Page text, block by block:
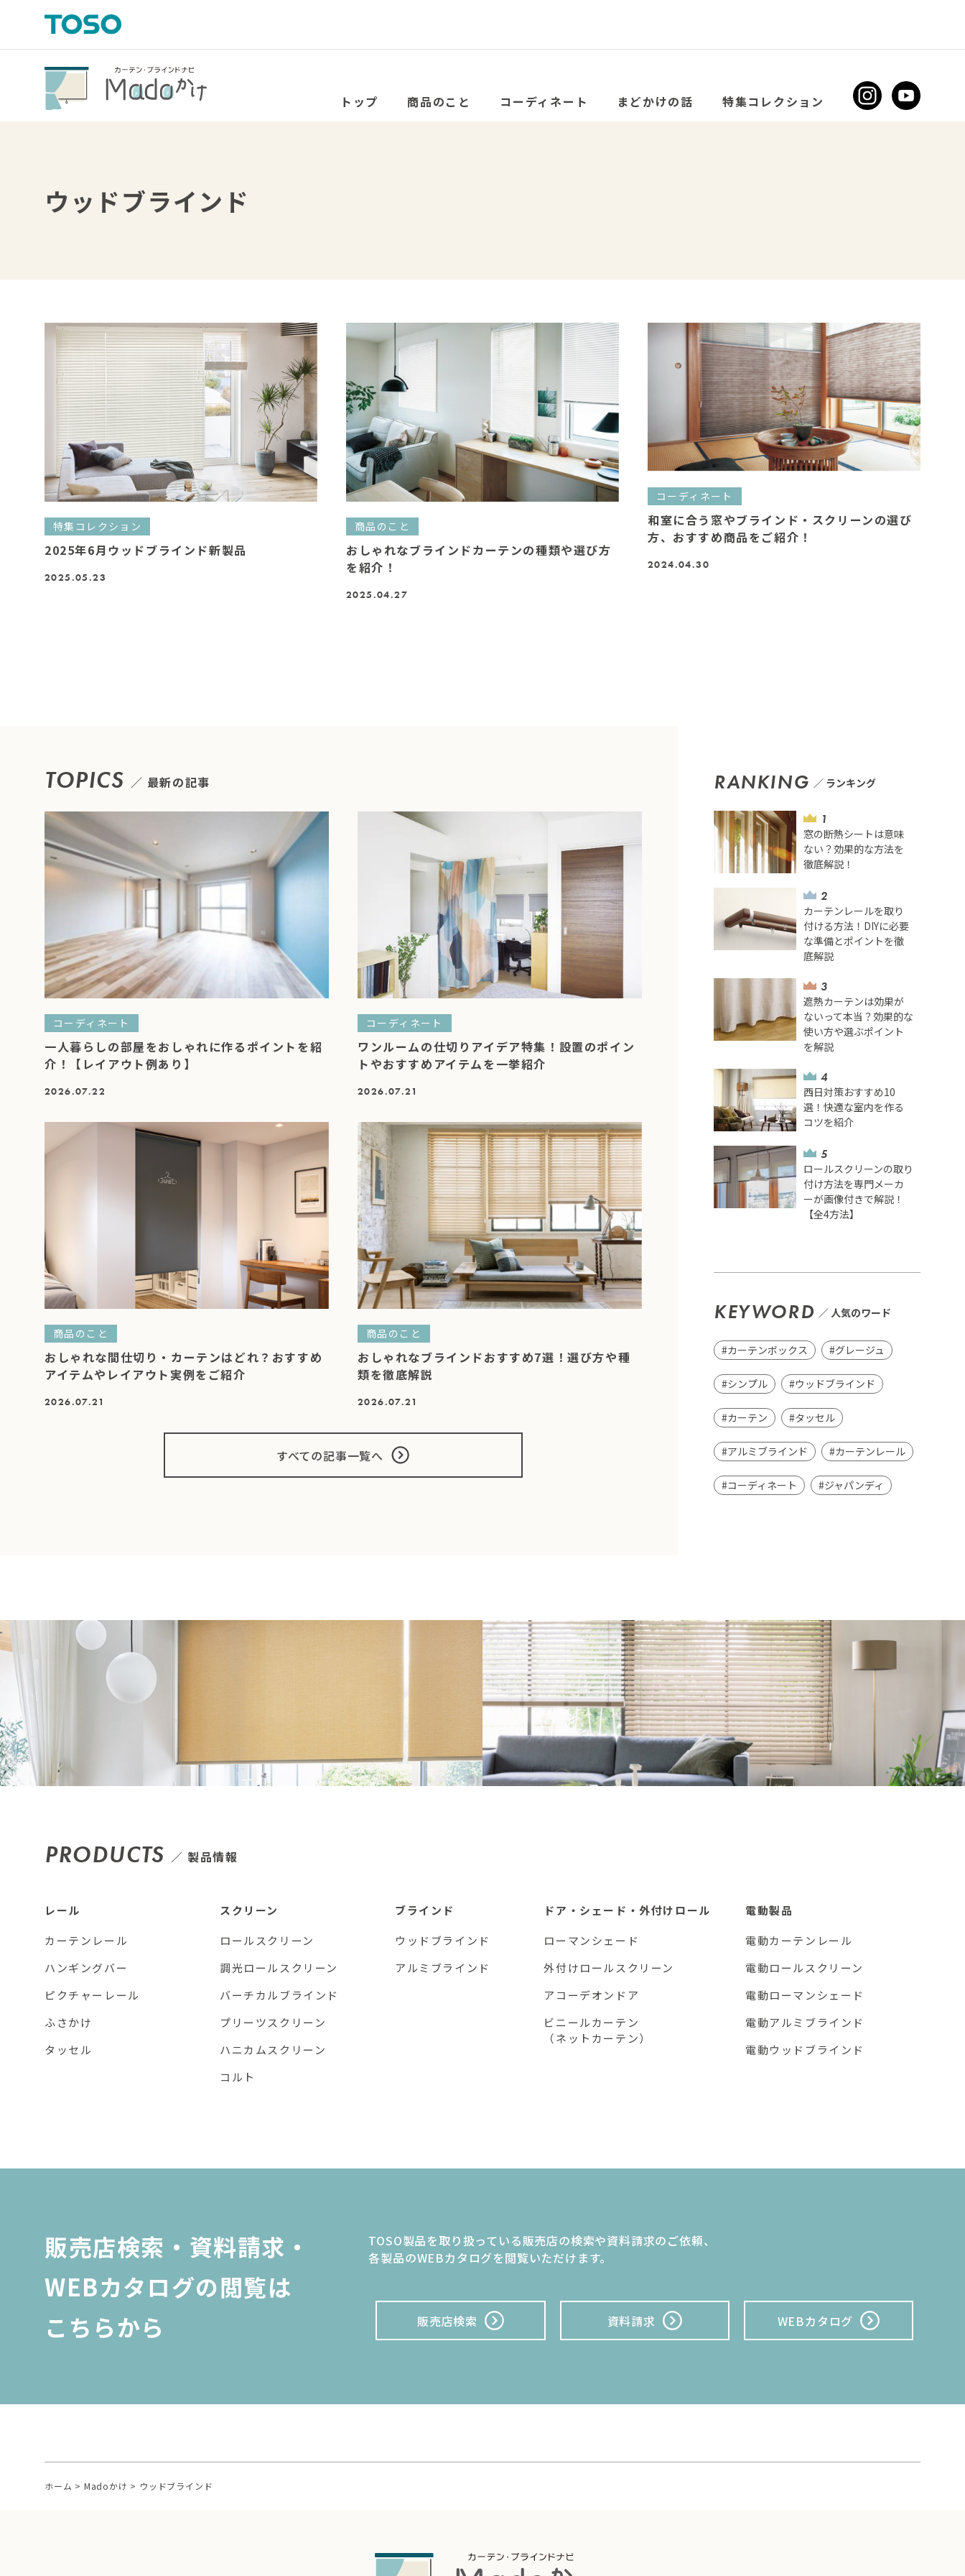
トップ 商品のこと コーディネート まどかけの話 特集コレクション
ウッドブラインド
特集コレクション
2025年6月ウッドブラインド新製品
2025.05.23
商品のこと
おしゃれなブラインドカーテンの種類や選び方
を紹介！
2025.04.27
コーディネート
和室に合う窓やブラインド・スクリーンの選び
方、おすすめ商品をご紹介！
2024.04.30
TOPICS 最新の記事
コーディネート
一人暮らしの部屋をおしゃれに作るポイントを紹
介！【レイアウト例あり】
2026.07.22
コーディネート
ワンルームの仕切りアイデア特集！設置のポイン
トやおすすめアイテムを一挙紹介
2026.07.21
商品のこと
おしゃれな間仕切り・カーテンはどれ？おすすめ
アイテムやレイアウト実例をご紹介
2026.07.21
商品のこと
おしゃれなブラインドおすすめ7選！選び方や種
類を徹底解説
2026.07.21
すべての記事一覧へ
RANKING ランキング
窓の断熱シートは意味
ない？効果的な方法を
徹底解説！
カーテンレールを取り
付ける方法！DIYに必要
な準備とポイントを徹
底解説
遮熱カーテンは効果が
ないって本当？効果的な
使い方や選ぶポイント
を解説
西日対策おすすめ10
選！快適な室内を作る
コツを紹介
ロールスクリーンの取り
付け方法を専門メーカ
ーが画像付きで解説！
【全4方法】
KEYWORD 人気のワード
#カーテンボックス #グレージュ
#シンプル #ウッドブラインド
#カーテン #タッセル
#アルミブラインド #カーテンレール
#コーディネート #ジャパンディ
PRODUCTS 製品情報
レール
カーテンレール
ハンギングバー
ピクチャーレール
ふさかけ
タッセル
スクリーン
ロールスクリーン
調光ロールスクリーン
バーチカルブラインド
プリーツスクリーン
ハニカムスクリーン
コルト
ブラインド
ウッドブラインド
アルミブラインド
ドア・シェード・外付けロール
ローマンシェード
外付けロールスクリーン
アコーデオンドア
ビニールカーテン
（ネットカーテン）
電動製品
電動カーテンレール
電動ロールスクリーン
電動ローマンシェード
電動アルミブラインド
電動ウッドブラインド
販売店検索・資料請求・
WEBカタログの閲覧は
こちらから
TOSO製品を取り扱っている販売店の検索や資料請求のご依頼、
各製品のWEBカタログを閲覧いただけます。
販売店検索 資料請求 WEBカタログ
ホーム > Madoかけ > ウッドブラインド